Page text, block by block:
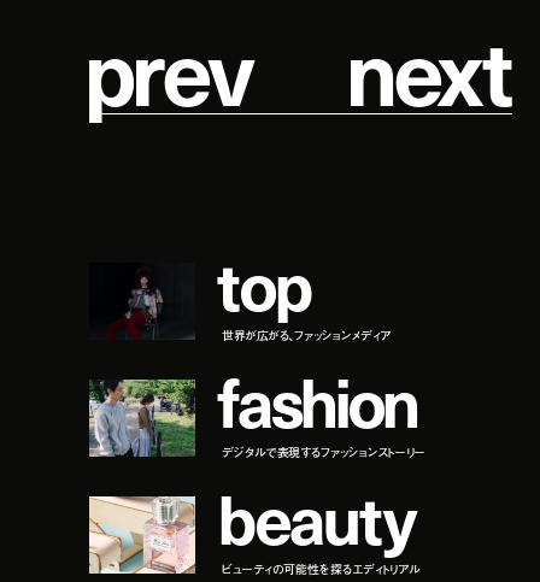
prev next
top
世界が広がる、ファッションメディア
fashion
デジタルで表現するファッションストーリー
beauty
ビューティの可能性を探るエディトリアル